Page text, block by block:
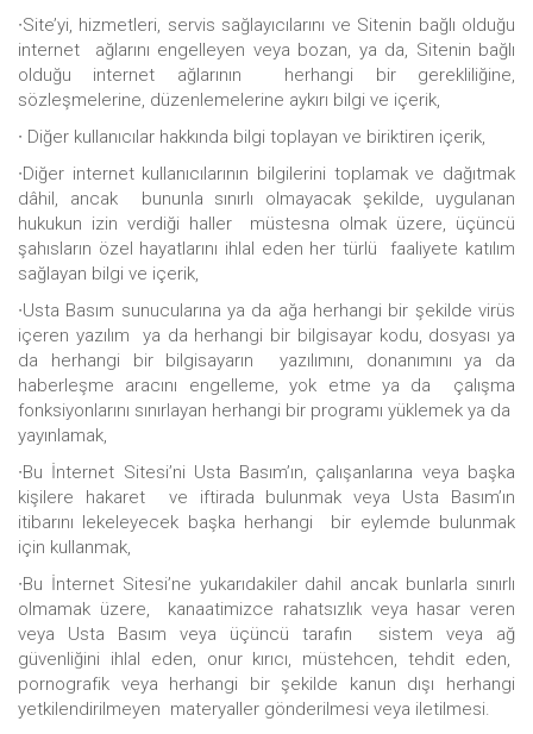
∙Site’yi, hizmetleri, servis sağlayıcılarını ve Sitenin bağlı olduğu
internet ağlarını engelleyen veya bozan, ya da, Sitenin bağlı
olduğu internet ağlarının herhangi bir gerekliliğine,
sözleşmelerine, düzenlemelerine aykırı bilgi ve içerik,
∙ Diğer kullanıcılar hakkında bilgi toplayan ve biriktiren içerik,
∙Diğer internet kullanıcılarının bilgilerini toplamak ve dağıtmak
dâhil, ancak bununla sınırlı olmayacak şekilde, uygulanan
hukukun izin verdiği haller müstesna olmak üzere, üçüncü
şahısların özel hayatlarını ihlal eden her türlü faaliyete katılım
sağlayan bilgi ve içerik,
∙Usta Basım sunucularına ya da ağa herhangi bir şekilde virüs
içeren yazılım ya da herhangi bir bilgisayar kodu, dosyası ya
da herhangi bir bilgisayarın yazılımını, donanımını ya da
haberleşme aracını engelleme, yok etme ya da çalışma
fonksiyonlarını sınırlayan herhangi bir programı yüklemek ya da
yayınlamak,
∙Bu İnternet Sitesi’ni Usta Basım’ın, çalışanlarına veya başka
kişilere hakaret ve iftirada bulunmak veya Usta Basım’ın
itibarını lekeleyecek başka herhangi bir eylemde bulunmak
için kullanmak,
∙Bu İnternet Sitesi’ne yukarıdakiler dahil ancak bunlarla sınırlı
olmamak üzere, kanaatimizce rahatsızlık veya hasar veren
veya Usta Basım veya üçüncü tarafın sistem veya ağ
güvenliğini ihlal eden, onur kırıcı, müstehcen, tehdit eden,
pornografik veya herhangi bir şekilde kanun dışı herhangi
yetkilendirilmeyen materyaller gönderilmesi veya iletilmesi.